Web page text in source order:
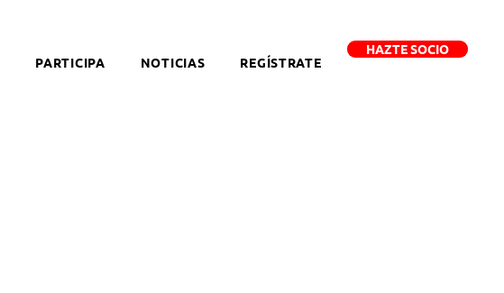
PARTICIPA NOTICIAS REGÍSTRATE
HAZTE SOCIO